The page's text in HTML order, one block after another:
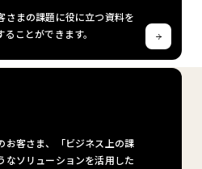
さまの課題に役に立つ資料を
ことができます。
お客さま、「ビジネス上の課
なソリューションを活用した